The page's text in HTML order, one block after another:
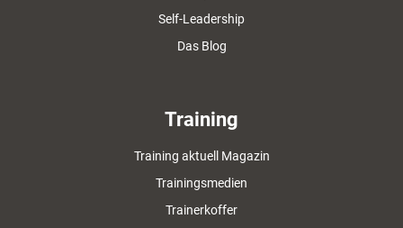
Self-Leadership
Das Blog
Training
Training aktuell Magazin
Trainingsmedien
Trainerkoffer